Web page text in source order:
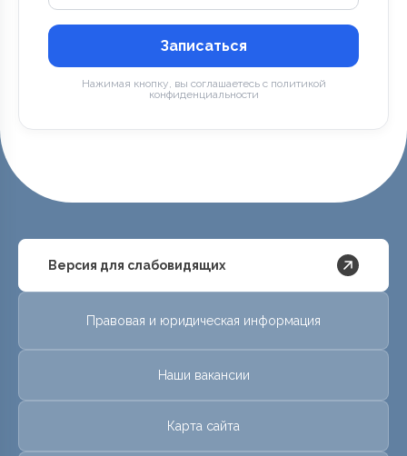
Записаться
Нажимая кнопку, вы соглашаетесь с политикой
конфиденциальности
Версия для слабовидящих
Правовая и юридическая информация
Наши вакансии
Карта сайта